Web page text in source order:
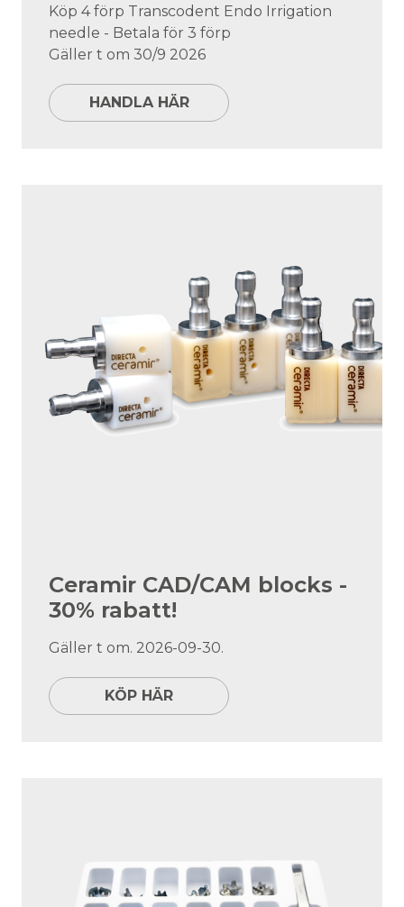
Köp 4 förp Transcodent Endo Irrigation
needle - Betala för 3 förp
Gäller t om 30/9 2026
HANDLA HÄR
Ceramir CAD/CAM blocks -
30% rabatt!
Gäller t om. 2026-09-30.
KÖP HÄR